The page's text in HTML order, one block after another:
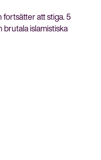
fortsätter att stiga. 5
islamistiska